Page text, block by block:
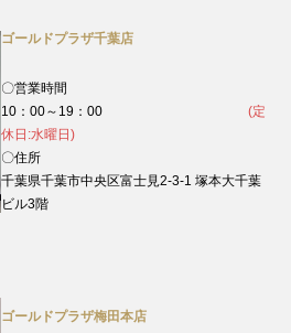
ゴールドプラザ千葉店
〇営業時間
10：00～19：00 (定
休日:水曜日)
〇住所
千葉県千葉市中央区富士見2-3-1 塚本大千葉
ビル3階
ゴールドプラザ梅田本店